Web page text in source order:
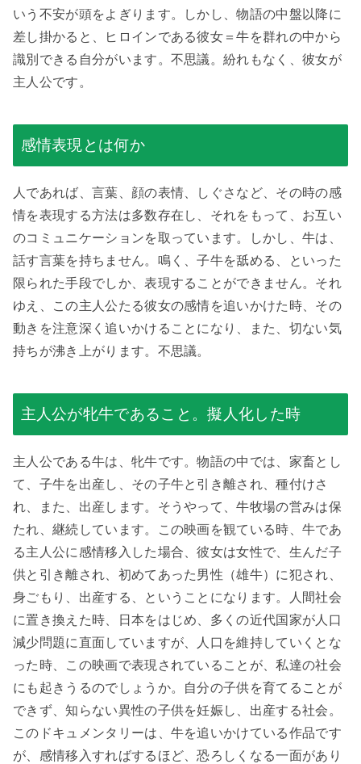
いう不安が頭をよぎります。しかし、物語の中盤以降に
差し掛かると、ヒロインである彼女＝牛を群れの中から
識別できる自分がいます。不思議。紛れもなく、彼女が
主人公です。
感情表現とは何か
人であれば、言葉、顔の表情、しぐさなど、その時の感
情を表現する方法は多数存在し、それをもって、お互い
のコミュニケーションを取っています。しかし、牛は、
話す言葉を持ちません。鳴く、子牛を舐める、といった
限られた手段でしか、表現することができません。それ
ゆえ、この主人公たる彼女の感情を追いかけた時、その
動きを注意深く追いかけることになり、また、切ない気
持ちが沸き上がります。不思議。
主人公が牝牛であること。擬人化した時
主人公である牛は、牝牛です。物語の中では、家畜とし
て、子牛を出産し、その子牛と引き離され、種付けさ
れ、また、出産します。そうやって、牛牧場の営みは保
たれ、継続しています。この映画を観ている時、牛であ
る主人公に感情移入した場合、彼女は女性で、生んだ子
供と引き離され、初めてあった男性（雄牛）に犯され、
身ごもり、出産する、ということになります。人間社会
に置き換えた時、日本をはじめ、多くの近代国家が人口
減少問題に直面していますが、人口を維持していくとな
った時、この映画で表現されていることが、私達の社会
にも起きうるのでしょうか。自分の子供を育てることが
できず、知らない異性の子供を妊娠し、出産する社会。
このドキュメンタリーは、牛を追いかけている作品です
が、感情移入すればするほど、恐ろしくなる一面があり